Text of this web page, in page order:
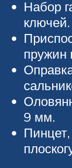
Набор
ключей.
пружин
9 мм.
Пинцет,